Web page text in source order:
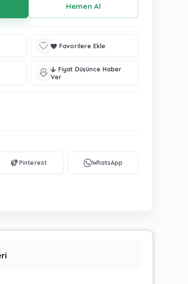
Favorilere Ekle
Fiyat Düşünce Haber
Ver